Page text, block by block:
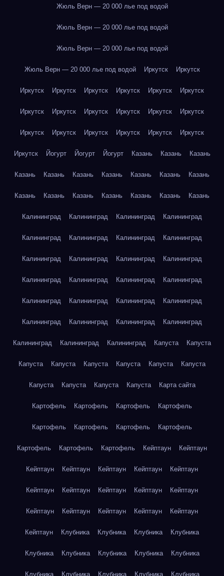
Жюль Верн — 20 000 лье под водой
Жюль Верн — 20 000 лье под водой
Жюль Верн — 20 000 лье под водой
Жюль Верн — 20 000 лье под водой Иркутск Иркутск
Иркутск Иркутск Иркутск Иркутск Иркутск Иркутск
Иркутск Иркутск Иркутск Иркутск Иркутск Иркутск
Иркутск Иркутск Иркутск Иркутск Иркутск Иркутск
Иркутск Йогурт Йогурт Йогурт Казань Казань Казань
Казань Казань Казань Казань Казань Казань Казань
Казань Казань Казань Казань Казань Казань Казань
Калининград Калининград Калининград Калининград
Калининград Калининград Калининград Калининград
Калининград Калининград Калининград Калининград
Калининград Калининград Калининград Калининград
Калининград Калининград Калининград Калининград
Калининград Калининград Калининград Калининград
Калининград Калининград Калининград Капуста Капуста
Капуста Капуста Капуста Капуста Капуста Капуста
Капуста Капуста Капуста Капуста Карта сайта
Картофель Картофель Картофель Картофель
Картофель Картофель Картофель Картофель
Картофель Картофель Картофель Кейптаун Кейптаун
Кейптаун Кейптаун Кейптаун Кейптаун Кейптаун
Кейптаун Кейптаун Кейптаун Кейптаун Кейптаун
Кейптаун Кейптаун Кейптаун Кейптаун Кейптаун
Кейптаун Клубника Клубника Клубника Клубника
Клубника Клубника Клубника Клубника Клубника
Клубника Клубника Клубника Клубника Клубника